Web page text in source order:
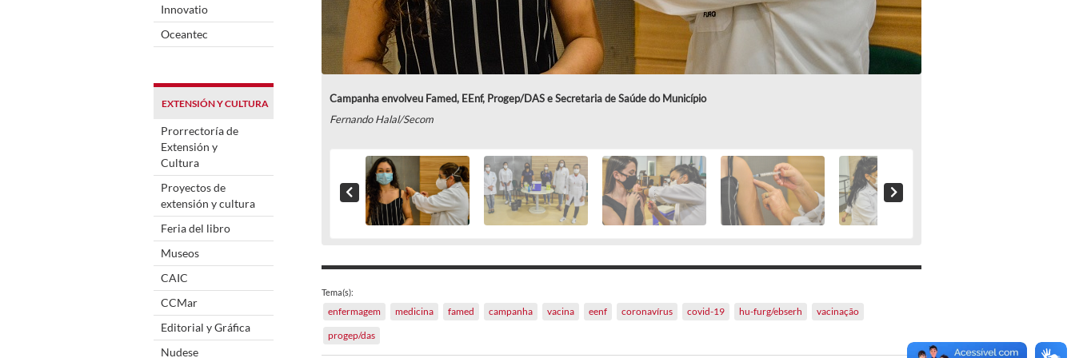
Innovatio
Oceantec
EXTENSIÓN Y CULTURA
Prorrectoría de
Extensión y
Cultura
Proyectos de
extensión y cultura
Feria del libro
Museos
CAIC
CCMar
Editorial y Gráfica
Nudese
Campanha envolveu Famed, EEnf, Progep/DAS e Secretaria de Saúde do Município
Fernando Halal/Secom
Tema(s):
enfermagem medicina famed campanha vacina eenf coronavírus covid-19 hu-furg/ebserh
vacinação
progep/das